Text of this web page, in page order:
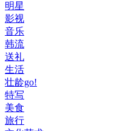
明星
影视
音乐
韩流
送礼
生活
壮龄go!
特写
美食
旅行